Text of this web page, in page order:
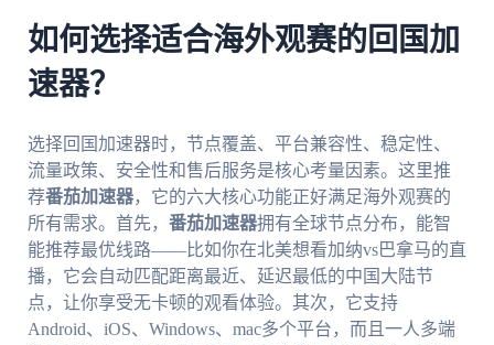
如何选择适合海外观赛的回国加
速器？
选择回国加速器时，节点覆盖、平台兼容性、稳定性、
流量政策、安全性和售后服务是核心考量因素。这里推
荐番茄加速器，它的六大核心功能正好满足海外观赛的
所有需求。首先， 番茄加速器拥有全球节点分布，能智
能推荐最优线路——比如你在北美想看加纳vs巴拿马的直
播，它会自动匹配距离最近、延迟最低的中国大陆节
点，让你享受无卡顿的观看体验。其次，它支持
Android、iOS、Windows、mac多个平台，而且一人多端